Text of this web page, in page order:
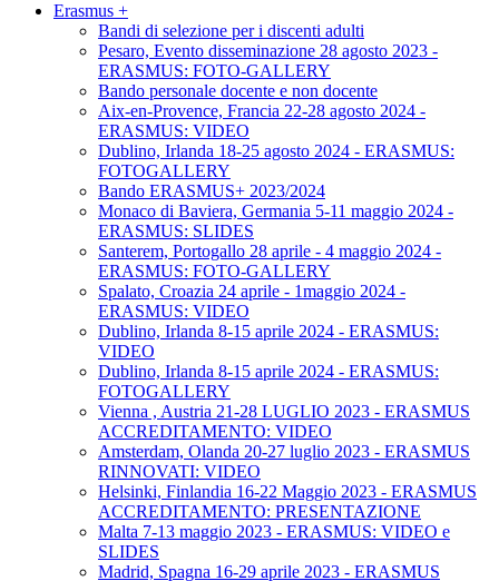
Erasmus +
Bandi di selezione per i discenti adulti
Pesaro, Evento disseminazione 28 agosto 2023 -
ERASMUS: FOTO-GALLERY
Bando personale docente e non docente
Aix-en-Provence, Francia 22-28 agosto 2024 -
ERASMUS: VIDEO
Dublino, Irlanda 18-25 agosto 2024 - ERASMUS:
FOTOGALLERY
Bando ERASMUS+ 2023/2024
Monaco di Baviera, Germania 5-11 maggio 2024 -
ERASMUS: SLIDES
Santerem, Portogallo 28 aprile - 4 maggio 2024 -
ERASMUS: FOTO-GALLERY
Spalato, Croazia 24 aprile - 1maggio 2024 -
ERASMUS: VIDEO
Dublino, Irlanda 8-15 aprile 2024 - ERASMUS:
VIDEO
Dublino, Irlanda 8-15 aprile 2024 - ERASMUS:
FOTOGALLERY
Vienna , Austria 21-28 LUGLIO 2023 - ERASMUS
ACCREDITAMENTO: VIDEO
Amsterdam, Olanda 20-27 luglio 2023 - ERASMUS
RINNOVATI: VIDEO
Helsinki, Finlandia 16-22 Maggio 2023 - ERASMUS
ACCREDITAMENTO: PRESENTAZIONE
Malta 7-13 maggio 2023 - ERASMUS: VIDEO e
SLIDES
Madrid, Spagna 16-29 aprile 2023 - ERASMUS